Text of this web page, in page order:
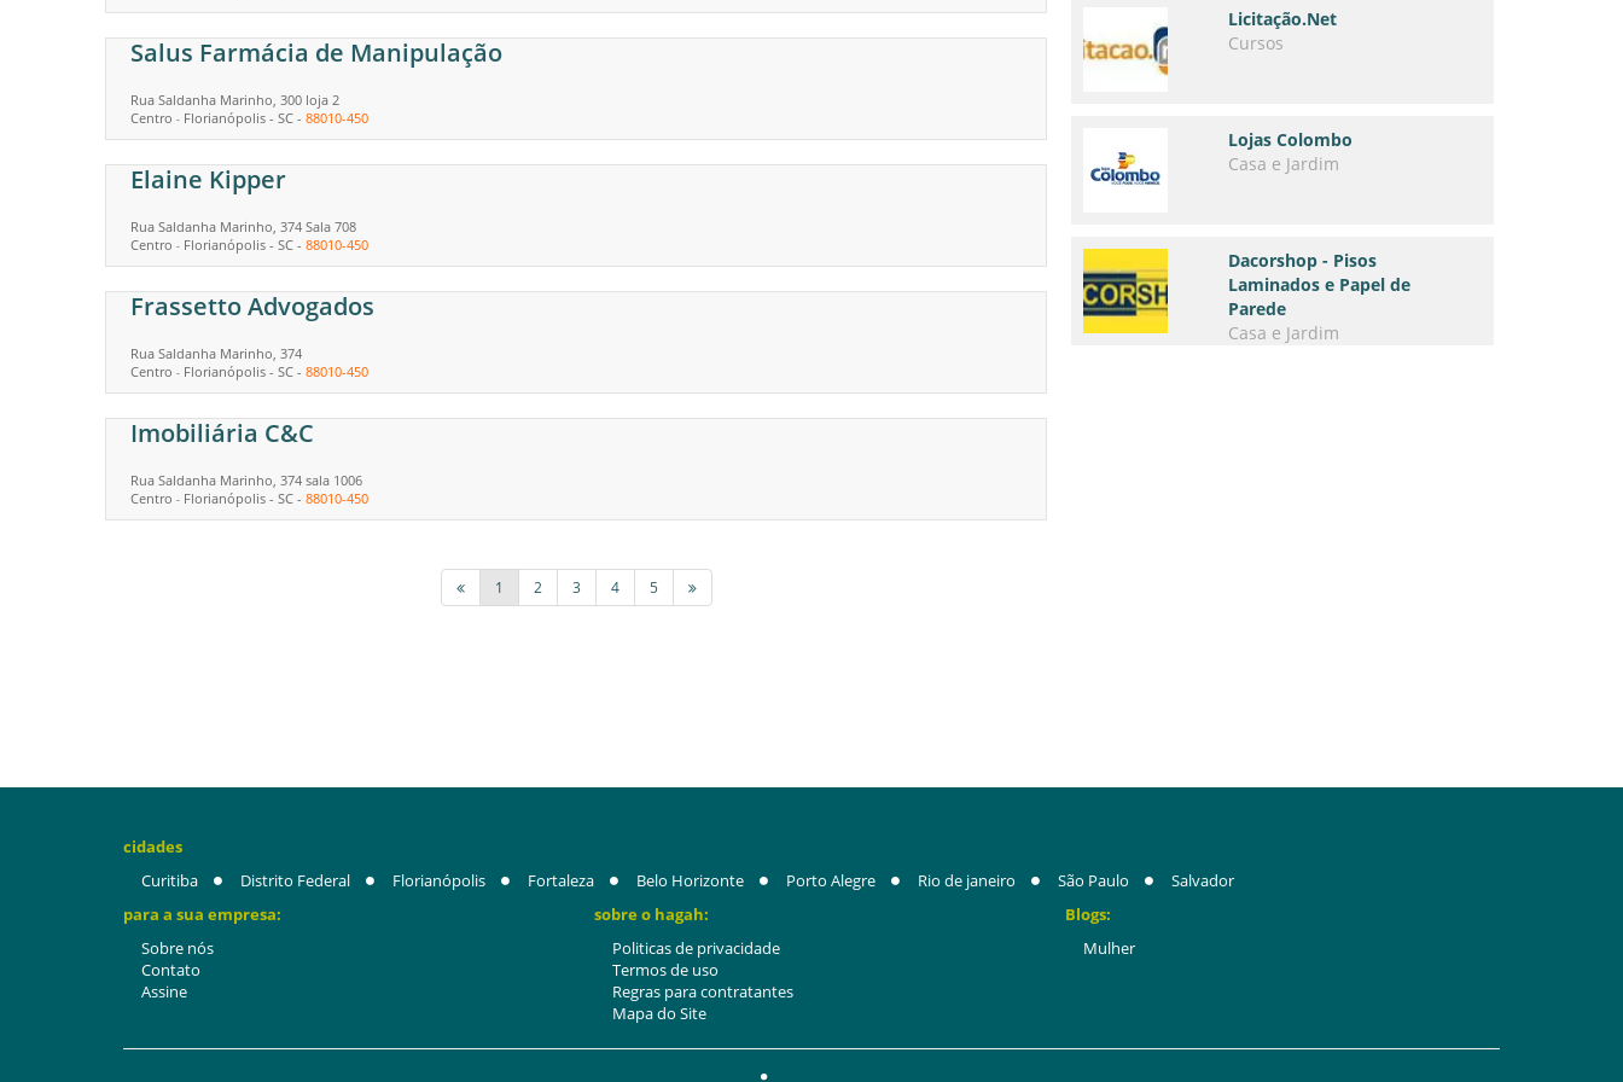
Salus Farmácia de Manipulação
Rua Saldanha Marinho, 300 loja 2
Centro - Florianópolis - SC - 88010-450
Elaine Kipper
Rua Saldanha Marinho, 374 Sala 708
Centro - Florianópolis - SC - 88010-450
Frassetto Advogados
Rua Saldanha Marinho, 374
Centro - Florianópolis - SC - 88010-450
Imobiliária C&C
Rua Saldanha Marinho, 374 sala 1006
Centro - Florianópolis - SC - 88010-450
1 2 3 4 5
Licitação.Net
Cursos
Lojas Colombo
Casa e Jardim
Dacorshop - Pisos
Laminados e Papel de
Parede
Casa e Jardim
cidades
Curitiba
Distrito Federal Florianópolis Fortaleza Belo Horizonte Porto Alegre Rio de janeiro São Paulo
Salvador
para a sua empresa:
Sobre nós
Contato
Assine
sobre o hagah:
Politicas de privacidade
Termos de uso
Regras para contratantes
Mapa do Site
Blogs:
Mulher